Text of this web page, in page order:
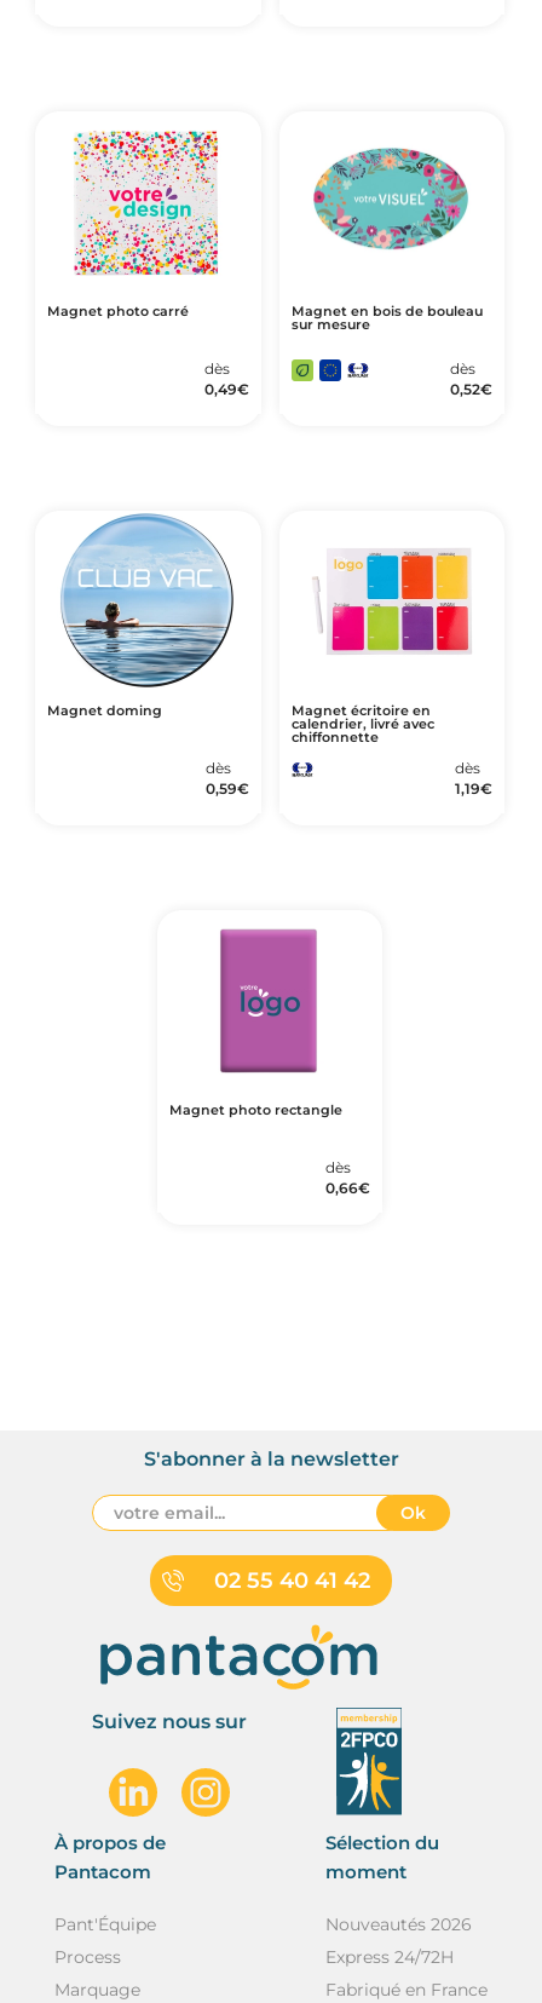
Magnet photo carré
dès
0,49€
Magnet en bois de bouleau
sur mesure
dès
0,52€
Magnet doming
dès
0,59€
Magnet écritoire en
calendrier, livré avec
chiffonnette
dès
1,19€
Magnet photo rectangle
dès
0,66€
02 55 40 41 42
S'abonner à la newsletter
Ok
Suivez nous sur
À propos de
Pantacom
Pant'Équipe
Process
Marquage
Sélection du
moment
Nouveautés 2026
Express 24/72H
Fabriqué en France